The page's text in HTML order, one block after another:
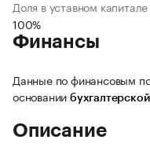
Доля в уставном капитале
100%
Финансы
Данные по финансовым
основании
Описание